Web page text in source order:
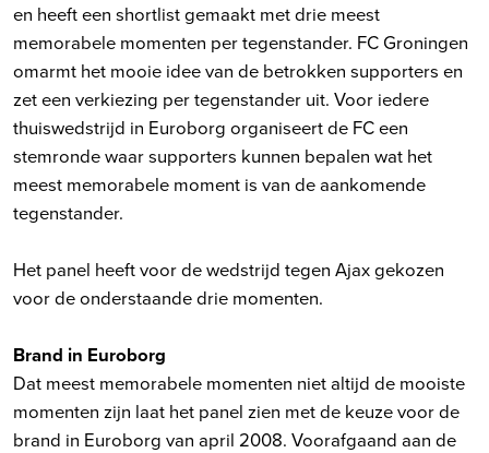
en heeft een shortlist gemaakt met drie meest
memorabele momenten per tegenstander. FC Groningen
omarmt het mooie idee van de betrokken supporters en
zet een verkiezing per tegenstander uit. Voor iedere
thuiswedstrijd in Euroborg organiseert de FC een
stemronde waar supporters kunnen bepalen wat het
meest memorabele moment is van de aankomende
tegenstander.
Het panel heeft voor de wedstrijd tegen Ajax gekozen
voor de onderstaande drie momenten.
Brand in Euroborg
Dat meest memorabele momenten niet altijd de mooiste
momenten zijn laat het panel zien met de keuze voor de
brand in Euroborg van april 2008. Voorafgaand aan de